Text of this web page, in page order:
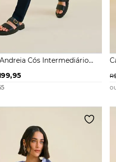
Cós Intermediário
,95